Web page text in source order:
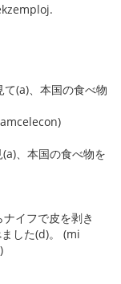
(a)、本国の食べ物
、本国の食べ物を
イフで皮を剥き
した(d)。 (mi